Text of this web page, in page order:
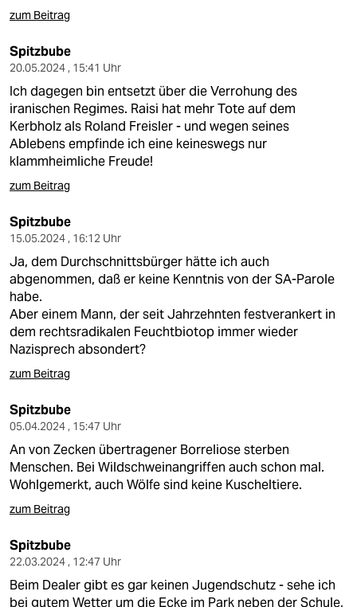
zum Beitrag
Spitzbube
20.05.2024 , 15:41 Uhr
Ich dagegen bin entsetzt über die Verrohung des
iranischen Regimes. Raisi hat mehr Tote auf dem
Kerbholz als Roland Freisler - und wegen seines
Ablebens empfinde ich eine keineswegs nur
klammheimliche Freude!
zum Beitrag
Spitzbube
15.05.2024 , 16:12 Uhr
Ja, dem Durchschnittsbürger hätte ich auch
abgenommen, daß er keine Kenntnis von der SA-Parole
habe.
Aber einem Mann, der seit Jahrzehnten festverankert in
dem rechtsradikalen Feuchtbiotop immer wieder
Nazisprech absondert?
zum Beitrag
Spitzbube
05.04.2024 , 15:47 Uhr
An von Zecken übertragener Borreliose sterben
Menschen. Bei Wildschweinangriffen auch schon mal.
Wohlgemerkt, auch Wölfe sind keine Kuscheltiere.
zum Beitrag
Spitzbube
22.03.2024 , 12:47 Uhr
Beim Dealer gibt es gar keinen Jugendschutz - sehe ich
bei gutem Wetter um die Ecke im Park neben der Schule,